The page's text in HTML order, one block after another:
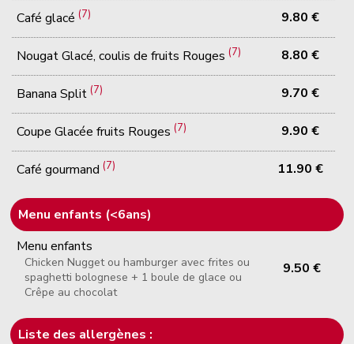
Café glacé(7) 9.80 €
Nougat Glacé, coulis de fruits Rouges(7) 8.80 €
Banana Split(7) 9.70 €
Coupe Glacée fruits Rouges(7) 9.90 €
Café gourmand(7) 11.90 €
Menu enfants (<6ans)
Menu enfants
Chicken Nugget ou hamburger avec frites ou
spaghetti bolognese + 1 boule de glace ou
Crêpe au chocolat
9.50 €
Liste des allergènes :